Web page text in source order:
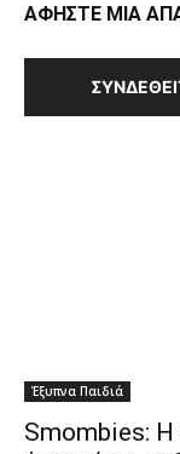
ΑΦΗΣΤΕ ΜΙΑ
Έξυπνα Παιδιά
Smombies: Η